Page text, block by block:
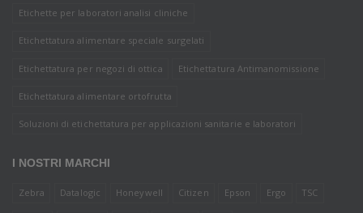
Etichette per laboratori analisi cliniche
Etichettatura alimentare speciale surgelati
Etichettatura per negozi di ottica Etichettatura Antimanomissione
Etichettatura alimentare ortofrutta
Soluzioni di etichettatura per applicazioni sanitarie e laboratori
I NOSTRI MARCHI
Zebra Datalogic Honeywell Citizen Epson Ergo TSC